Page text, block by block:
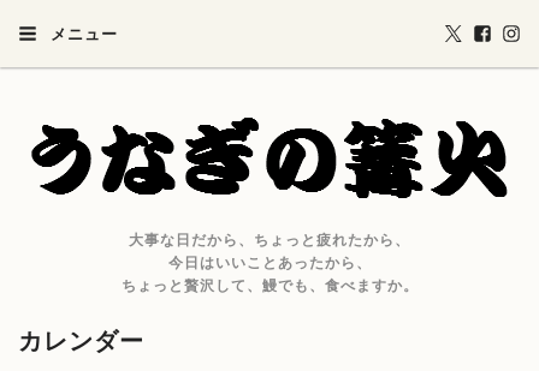
メニュー
大事な日だから、ちょっと疲れたから、
今日はいいことあったから、
ちょっと贅沢して、鰻でも、食べますか。
カレンダー